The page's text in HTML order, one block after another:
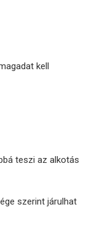
kell
teszi az alkotás
szerint járulhat